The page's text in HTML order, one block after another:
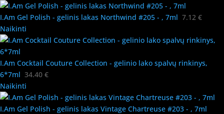
I.Am Gel Polish - gelinis lakas Northwind #205 - , 7ml 7.12 €
Naikinti
I.Am Cocktail Couture Collection - gelinio lako spalvų rinkinys,
6*7ml 34.40 €
Naikinti
I.Am Gel Polish - gelinis lakas Vintage Chartreuse #203 - , 7ml